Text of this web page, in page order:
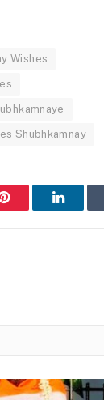
Wishes
Shubhkamnay
Pinterest